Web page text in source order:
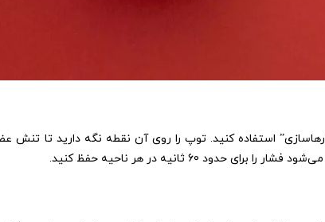
60 ثانیه در هر ناحیه حفظ کنید.